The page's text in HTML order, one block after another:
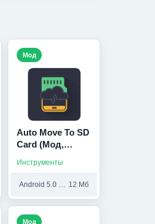
Auto Move To SD
Card (Мод,
Инструменты
Android 5.0 и выше 12 Мб
Мод
Мод